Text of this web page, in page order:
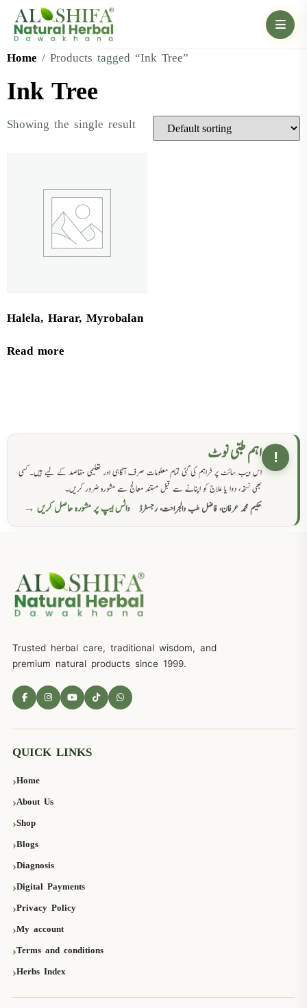
Home / Products tagged “Ink Tree”
Ink Tree
Showing the single result
Halela, Harar, Myrobalan
Read more
! اہم طبی نوٹ
اس ویب سائٹ پر فراہم کی گئی تمام معلومات صرف آگاہی اور تعلیمی مقاصد کے لیے ہیں۔ کسی
بھی نسخہ، دوا یا علاج کو اپنانے سے قبل مستند معالج سے مشورہ ضرور کریں۔
حکیم محمد عرفان، فاضل طب والجراحت، رجسٹرڈ
واٹس ایپ پر مشورہ حاصل کریں →
Trusted herbal care, traditional wisdom, and
premium natural products since 1999.
QUICK LINKS
Home
About Us
Shop
Blogs
Diagnosis
Digital Payments
Privacy Policy
My account
Terms and conditions
Herbs Index